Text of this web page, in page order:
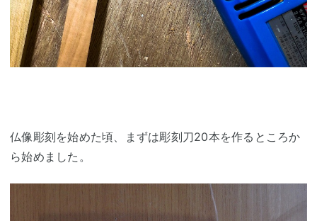
仏像彫刻を始めた頃、まずは彫刻刀20本を作るところか
ら始めました。